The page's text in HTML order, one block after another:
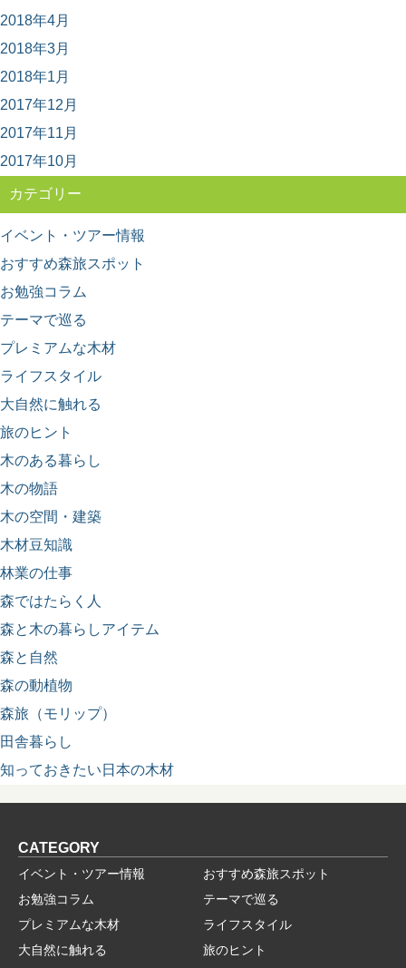
2018年4月
2018年3月
2018年1月
2017年12月
2017年11月
2017年10月
カテゴリー
イベント・ツアー情報
おすすめ森旅スポット
お勉強コラム
テーマで巡る
プレミアムな木材
ライフスタイル
大自然に触れる
旅のヒント
木のある暮らし
木の物語
木の空間・建築
木材豆知識
林業の仕事
森ではたらく人
森と木の暮らしアイテム
森と自然
森の動植物
森旅（モリップ）
田舎暮らし
知っておきたい日本の木材
CATEGORY
イベント・ツアー情報
おすすめ森旅スポット
お勉強コラム
テーマで巡る
プレミアムな木材
ライフスタイル
大自然に触れる
旅のヒント